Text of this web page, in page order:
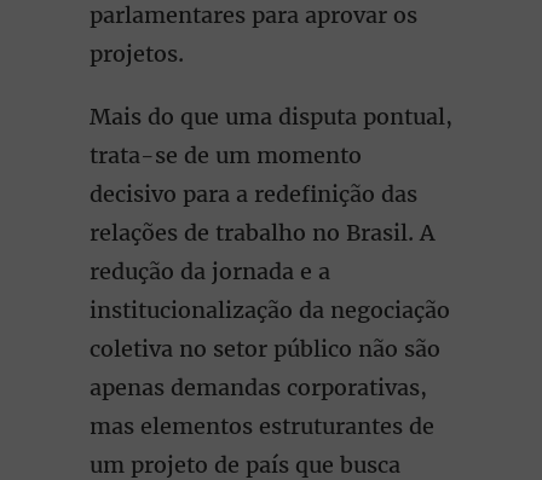
parlamentares para aprovar os
projetos.
Mais do que uma disputa pontual,
trata-se de um momento
decisivo para a redefinição das
relações de trabalho no Brasil. A
redução da jornada e a
institucionalização da negociação
coletiva no setor público não são
apenas demandas corporativas,
mas elementos estruturantes de
um projeto de país que busca